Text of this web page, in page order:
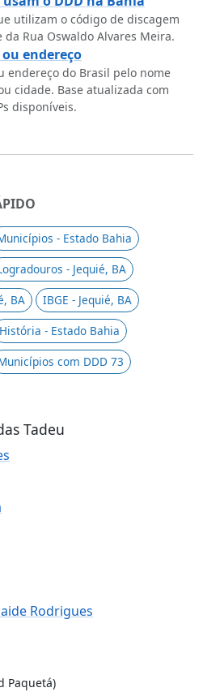
utilizam o código de discagem
da Rua Oswaldo Alvares Meira.
endereço
endereço do Brasil pelo nome
cidade. Base atualizada com
disponíveis.
- Estado Bahia
- Jequié, BA
BA
IBGE - Jequié, BA
História - Estado Bahia
com DDD 73
Tadeu
Rodrigues
Paquetá)